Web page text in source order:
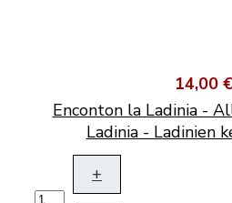
14,00 €
Enconton la Ladinia -
Ladinia - Ladinien
+